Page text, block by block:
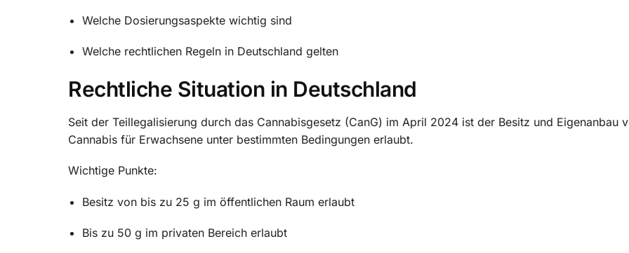
Welche Dosierungsaspekte wichtig sind
Welche rechtlichen Regeln in Deutschland gelten
Rechtliche Situation in Deutschland
Seit der Teillegalisierung durch das Cannabisgesetz (CanG) im April 2024 ist der Besitz und Eigenanbau
Cannabis für Erwachsene unter bestimmten Bedingungen erlaubt.
Wichtige Punkte:
Besitz von bis zu 25 g im öffentlichen Raum erlaubt
Bis zu 50 g im privaten Bereich erlaubt